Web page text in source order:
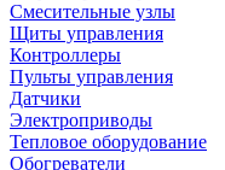
Смесительные узлы
Щиты управления
Контроллеры
Пульты управления
Датчики
Электроприводы
Тепловое оборудование
Обогреватели